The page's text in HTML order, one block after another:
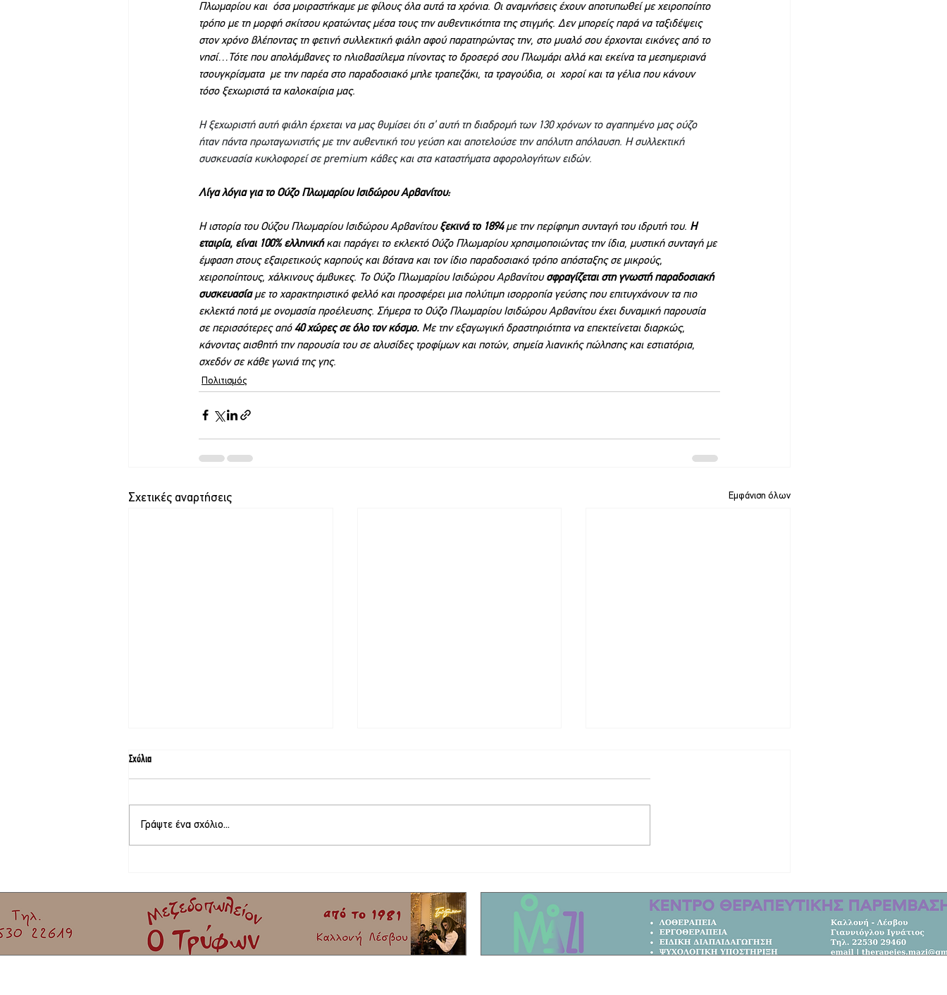
Πλωμαρίου και  όσα μοιραστήκαμε με φίλους όλα αυτά τα χρόνια. Οι αναμνήσεις έχουν αποτυπωθεί με χειροποίητο
τρόπο με τη μορφή σκίτσου κρατώντας μέσα τους την αυθεντικότητα της στιγμής. Δεν μπορείς παρά να ταξιδέψεις
στον χρόνο βλέποντας τη φετινή συλλεκτική φιάλη αφού παρατηρώντας την, στο μυαλό σου έρχονται εικόνες από το
νησί…Τότε που απολάμβανες το ηλιοβασίλεμα πίνοντας το δροσερό σου Πλωμάρι αλλά και εκείνα τα μεσημεριανά
τσουγκρίσματα  με την παρέα στο παραδοσιακό μπλε τραπεζάκι, τα τραγούδια, οι  χοροί και τα γέλια που κάνουν
τόσο ξεχωριστά τα καλοκαίρια μας.
Η ξεχωριστή αυτή φιάλη έρχεται να μας θυμίσει ότι σ’ αυτή τη διαδρομή των 130 χρόνων το αγαπημένο μας ούζο
ήταν πάντα πρωταγωνιστής με την αυθεντική του γεύση και αποτελούσε την απόλυτη απόλαυση. Η συλλεκτική
συσκευασία κυκλοφορεί σε premium κάβες και στα καταστήματα αφορολογήτων ειδών.
Λίγα λόγια για το Ούζο Πλωμαρίου Ισιδώρου Αρβανίτου:
Η ιστορία του Ούζου Πλωμαρίου Ισιδώρου Αρβανίτου ξεκινά το 1894 με την περίφημη συνταγή του ιδρυτή του. Η
εταιρία, είναι 100% ελληνική και παράγει το εκλεκτό Ούζο Πλωμαρίου χρησιμοποιώντας την ίδια, μυστική συνταγή με
έμφαση στους εξαιρετικούς καρπούς και βότανα και τον ίδιο παραδοσιακό τρόπο απόσταξης σε μικρούς,
χειροποίητους, χάλκινους άμβυκες. Το Ούζο Πλωμαρίου Ισιδώρου Αρβανίτου σφραγίζεται στη γνωστή παραδοσιακή
συσκευασία με το χαρακτηριστικό φελλό και προσφέρει μια πολύτιμη ισορροπία γεύσης που επιτυγχάνουν τα πιο
εκλεκτά ποτά με ονομασία προέλευσης. Σήμερα το Ούζο Πλωμαρίου Ισιδώρου Αρβανίτου έχει δυναμική παρουσία
σε περισσότερες από 40 χώρες σε όλο τον κόσμο. Με την εξαγωγική δραστηριότητα να επεκτείνεται διαρκώς,
κάνοντας αισθητή την παρουσία του σε αλυσίδες τροφίμων και ποτών, σημεία λιανικής πώλησης και εστιατόρια,
σχεδόν σε κάθε γωνιά της γης.
Πολιτισμός
Σχετικές αναρτήσεις Εμφάνιση όλων
καλοκαιριού!
Σχόλια
Γράψτε ένα σχόλιο...